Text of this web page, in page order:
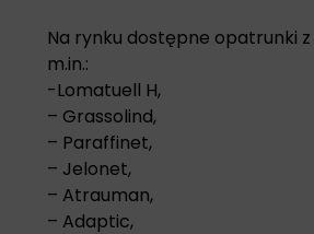
Na rynku dostępne opatrunki
m.in.:
-Lomatuell H,
– Grassolind,
– Paraffinet,
– Jelonet,
– Atrauman,
– Adaptic,